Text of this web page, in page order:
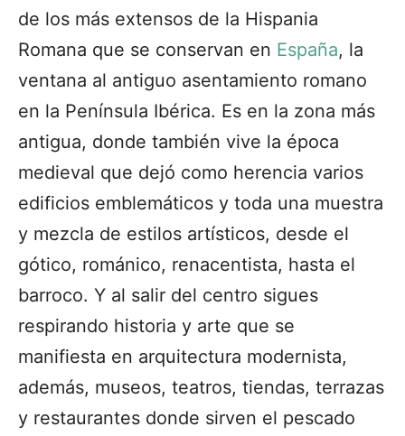
de los más extensos de la Hispania
Romana que se conservan en España, la
ventana al antiguo asentamiento romano
en la Península Ibérica. Es en la zona más
antigua, donde también vive la época
medieval que dejó como herencia varios
edificios emblemáticos y toda una muestra
y mezcla de estilos artísticos, desde el
gótico, románico, renacentista, hasta el
barroco. Y al salir del centro sigues
respirando historia y arte que se
manifiesta en arquitectura modernista,
además, museos, teatros, tiendas, terrazas
y restaurantes donde sirven el pescado